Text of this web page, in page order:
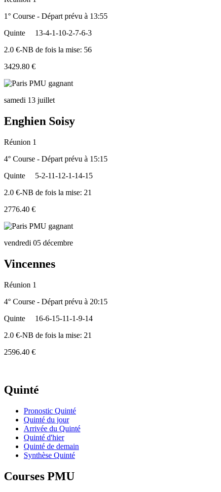
1° Course - Départ prévu à 13:55
Quinte
13-4-1-10-2-7-6-3
2.0 €-NB de fois la mise: 56
3429.80 €
samedi 13 juillet
Enghien Soisy
Réunion 1
4° Course - Départ prévu à 15:15
Quinte
5-2-11-12-1-14-15
2.0 €-NB de fois la mise: 21
2776.40 €
vendredi 05 décembre
Vincennes
Réunion 1
4° Course - Départ prévu à 20:15
Quinte
16-6-15-11-1-9-14
2.0 €-NB de fois la mise: 21
2596.40 €
Quinté
Pronostic Quinté
Quinté du jour
Arrivée du Quinté
Quinté d'hier
Quinté de demain
Synthèse Quinté
Courses PMU